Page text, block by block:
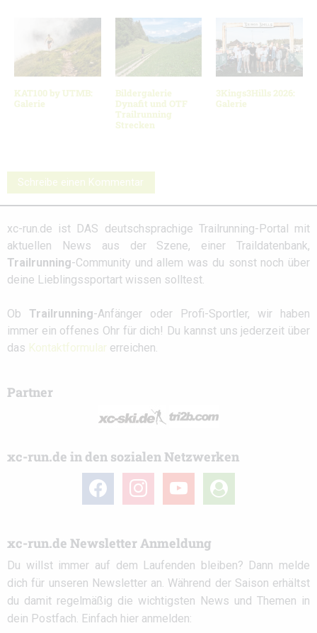
KAT100 by UTMB:
Galerie
Bildergalerie
Dynafit und OTF
Trailrunning
Strecken
3Kings3Hills 2026:
Galerie
Schreibe einen Kommentar
xc-run.de ist DAS deutschsprachige Trailrunning-Portal mit
aktuellen News aus der Szene, einer Traildatenbank,
Trailrunning-Community und allem was du sonst noch über
deine Lieblingssportart wissen solltest.
Ob Trailrunning-Anfänger oder Profi-Sportler, wir haben
immer ein offenes Ohr für dich! Du kannst uns jederzeit über
das Kontaktformular erreichen.
Partner
xc-run.de in den sozialen Netzwerken
facebook instagram youtube
user-
circle
xc-run.de Newsletter Anmeldung
Du willst immer auf dem Laufenden bleiben? Dann melde
dich für unseren Newsletter an. Während der Saison erhältst
du damit regelmäßig die wichtigsten News und Themen in
dein Postfach. Einfach hier anmelden: